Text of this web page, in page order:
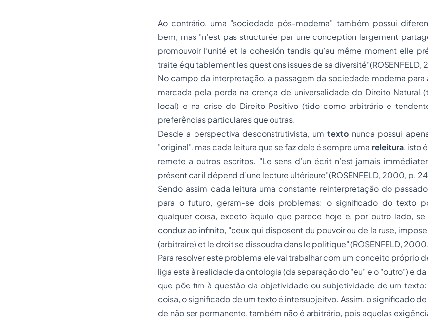
Ao contrário, uma "sociedade pós-moderna" também possui
bem, mas "n’est pas structurée par une conception largement
promouvoir l’unité et la cohesión tandis qu’au même moment elle
traite équitablement les questions issues de sa diversité"(ROSENFELD,
No campo da interpretação, a passagem da sociedade moderna para
marcada pela perda na crença de universalidade do Direito Natural
local) e na crise do Direito Positivo (tido como arbitrário e
preferências particulares que outras.
Desde a perspectiva desconstrutivista, umtexto nunca possui
"original", mas cada leitura que se faz dele é sempre uma releitura, isto
remete a outros escritos. "Le sens d’un écrit n’est jamais
présent car il dépend d’une lecture ultérieure"(ROSENFELD, 2000, p.
Sendo assim cada leitura uma constante reinterpretação do
para o futuro, geram-se dois problemas: o significado do texto
qualquer coisa, exceto àquilo que parece hoje e, por outro lado,
conduz ao infinito, "ceux qui disposent du pouvoir ou de la ruse,
(arbitraire) et le droit se dissoudra dans le politique" (ROSENFELD,
Para resolver este problema ele vai trabalhar com um conceito próprio
liga esta à realidade da ontologia (da separação do "eu" e o "outro") e
que põe fim à questão da objetividade ou subjetividade de um texto:
coisa, o significado de um texto é intersubjeitvo. Assim, o significado
de não ser permanente, também não é arbitrário, pois aquelas